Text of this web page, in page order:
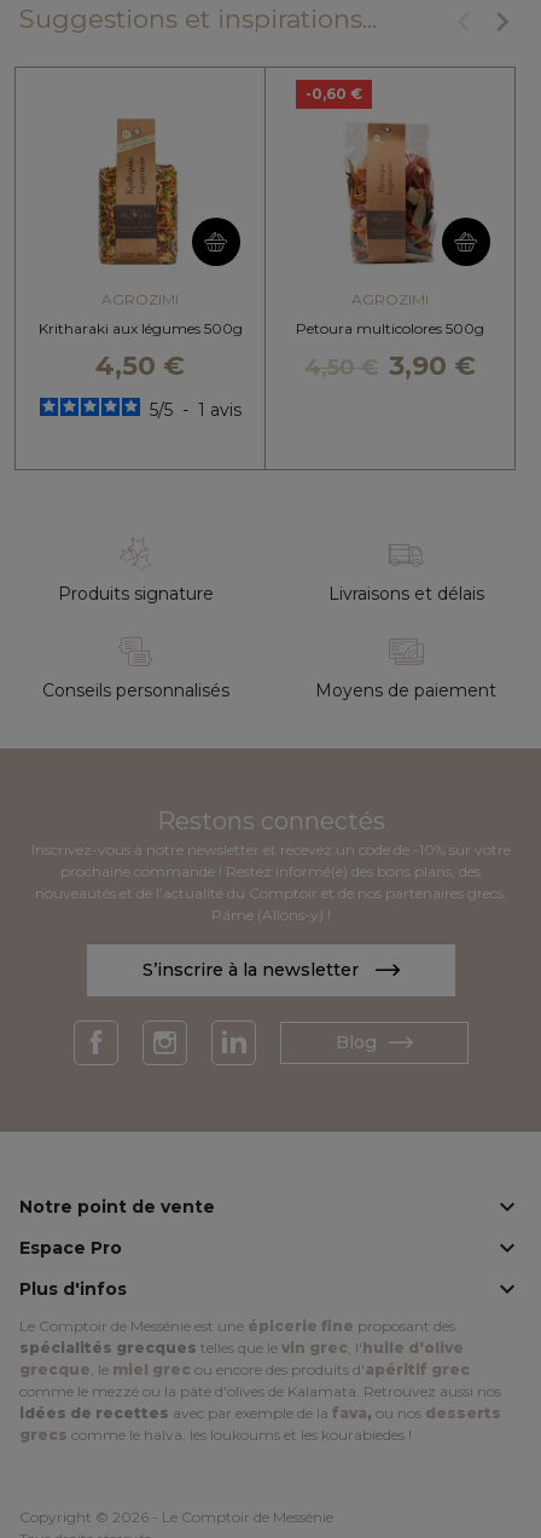
Suggestions et inspirations... keyboard_arrow_right
AGROZIMI
Kritharaki aux légumes 500g
4,50 €
5/5 - 1 avis
-0,60 €
AGROZIMI
Petoura multicolores 500g
4,50 € 3,90 €
Produits signature Livraisons et délais
Conseils personnalisés Moyens de paiement
Restons connectés
Inscrivez-vous à notre newsletter et recevez un code de -10% sur votre
prochaine commande ! Restez informé(e) des bons plans, des
nouveautés et de l’actualité du Comptoir et de nos partenaires grecs.
Páme (Allons-y) !
S’inscrire à la newsletter
Blog
Notre point de vente 
Espace Pro 
Plus d'infos 
Le Comptoir de Messénie est une épicerie fine proposant des
spécialités grecques telles que le vin grec , l'huile d'olive
grecque , le miel grec ou encore des produits d'apéritif grec
comme le mezzé ou la pâte d'olives de Kalamata. Retrouvez aussi nos
idées de recettes avec par exemple de la fava, ou nos desserts
grecs comme le halva, les loukoums et les kourabiedes !
Copyright © 2026 - Le Comptoir de Messénie